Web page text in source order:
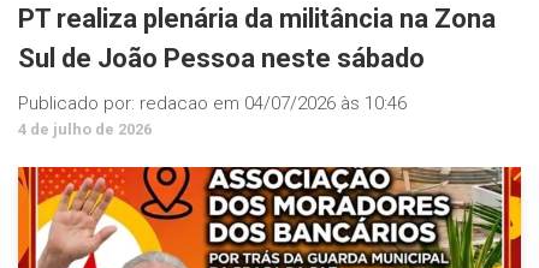
PT realiza plenária da militância na Zona
Sul de João Pessoa neste sábado
Publicado por: redacao em 04/07/2026 às 10:46
4 de julho de 2026